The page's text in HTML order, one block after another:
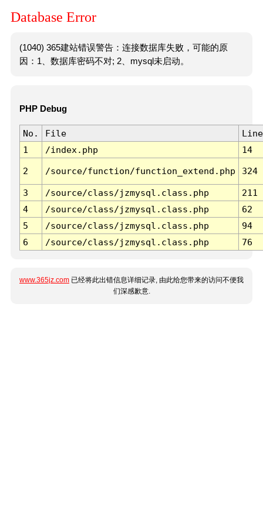
Database Error
(1040) 365建站错误警告：连接数据库失败，可能的原
因：1、数据库密码不对; 2、mysql未启动。
PHP Debug
No. File
Line
1
/index.php 14
2 /source/function/function_extend.php 324
3 /source/class/jzmysql.class.php
211
4
/source/class/jzmysql.class.php
62
5
/source/class/jzmysql.class.php
94
6
/source/class/jzmysql.class.php 76
www.365jz.com 已经将此出错信息详细记录, 由此给您带来的访问不便我
们深感歉意.